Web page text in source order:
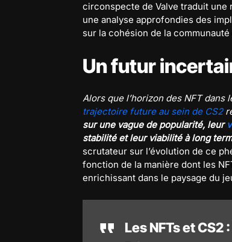
circonspecte de Valve traduit une
une analyse approfondies des
sur la cohésion de la
Un futur
Alors que l’horizon des NFT
trajectoire future au sein de CS2
sur une vague de popularité, leur
stabilité et leur viabilité à long
scrutateur sur l’évolution de ce
fonction de la manière dont les
enrichissant dans le paysage du
Les NFTs et CS2